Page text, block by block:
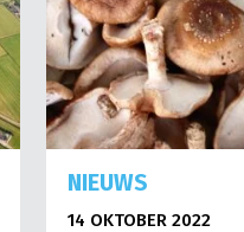
NIEUWS
14 OKTOBER 2022